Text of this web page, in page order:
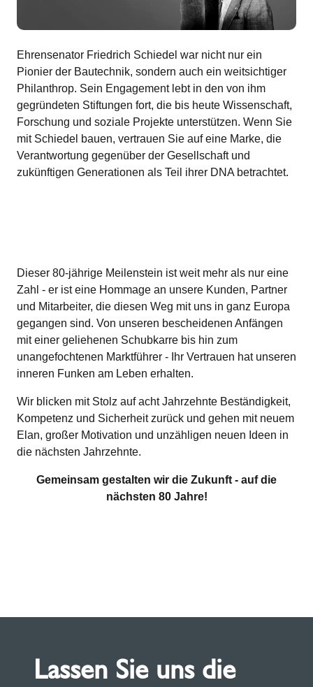
Ehrensenator Friedrich Schiedel war nicht nur ein
Pionier der Bautechnik, sondern auch ein weitsichtiger
Philanthrop. Sein Engagement lebt in den von ihm
gegründeten Stiftungen fort, die bis heute Wissenschaft,
Forschung und soziale Projekte unterstützen. Wenn Sie
mit Schiedel bauen, vertrauen Sie auf eine Marke, die
Verantwortung gegenüber der Gesellschaft und
zukünftigen Generationen als Teil ihrer DNA betrachtet.
Dieser 80-jährige Meilenstein ist weit mehr als nur eine
Zahl - er ist eine Hommage an unsere Kunden, Partner
und Mitarbeiter, die diesen Weg mit uns in ganz Europa
gegangen sind. Von unseren bescheidenen Anfängen
mit einer geliehenen Schubkarre bis hin zum
unangefochtenen Marktführer - Ihr Vertrauen hat unseren
inneren Funken am Leben erhalten.
Wir blicken mit Stolz auf acht Jahrzehnte Beständigkeit,
Kompetenz und Sicherheit zurück und gehen mit neuem
Elan, großer Motivation und unzähligen neuen Ideen in
die nächsten Jahrzehnte.
Gemeinsam gestalten wir die Zukunft - auf die
nächsten 80 Jahre!
Lassen Sie uns die